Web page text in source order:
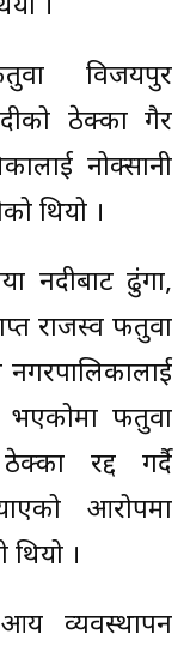
।
विजयपुर
ठेक्का गैर
नोक्सानी
थियो ।
नदीबाट ढुंगा,
राजस्व फतुवा
भएकोमा फतुवा
रद्द गर्दै
आरोपमा
।
व्यवस्थापन